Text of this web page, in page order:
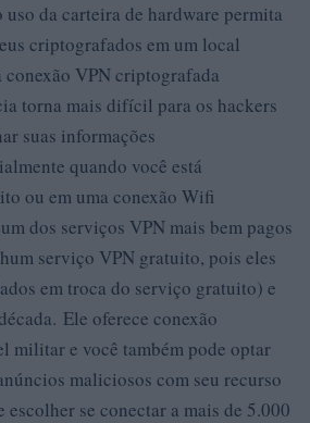
uso da carteira de hardware permita
criptografados em um local
conexão VPN criptografada
torna mais difícil para os hackers
suas informações
quando você está
ou em uma conexão Wifi
dos serviços VPN mais bem pagos
serviço VPN gratuito, pois eles
em troca do serviço gratuito) e
Ele oferece conexão
militar e você também pode optar
maliciosos com seu recurso
escolher se conectar a mais de 5.000